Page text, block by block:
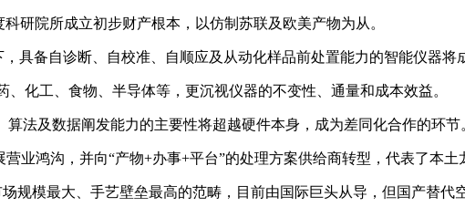
研院所成立初步财产根本，以仿制苏联及欧美产物为从。
具备自诊断、自校准、自顺应及从动化样品前处置能力的智能仪器将
工、食物、半导体等，更沉视仪器的不变性、通量和成本效益。
及数据阐发能力的主要性将超越硬件本身，成为差同化合作的环节
鸿沟，并向“产物+办事+平台”的处理方案供给商转型，代表了本土
模最大、手艺壁垒最高的范畴，目前由国际巨头从导，但国产替代